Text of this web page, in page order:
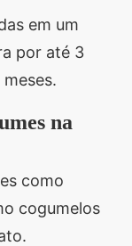
em um
por até 3
na
como
cogumelos